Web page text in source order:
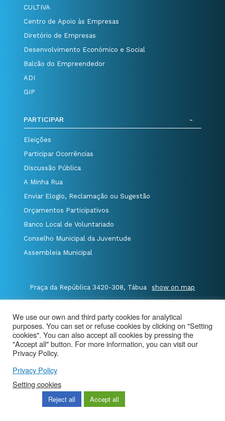
CULTIVA
Centro de Apoio às Empresas
Diretório de Empresas
Desenvolvimento Económico e Social
Balcão do Empreendedor
ADI
GIP
PARTICIPAR
Eleições
Participar Ocorrências
Discussão Pública
A Minha Rua
Enviar Elogio, Reclamação ou Sugestão
Orçamentos Participativos
Banco Local de Voluntariado
Conselho Municipal da Juventude
Assembleia Municipal
Praça da República 3420-308, Tábua show on map
E.geral@cm-tabua.pt
@Município de Tábua | Site Map | privacy policy
|
Aviso de Privacidade - Videovigilância
We use our own and third party cookies for analytical
purposes. You can set or refuse cookies by clicking on "Setting
cookies". You can also accept all cookies by pressing the
"Accept all" button. For more information, you can visit our
Privacy Policy.
Privacy Policy
Setting cookies
Reject all Accept all